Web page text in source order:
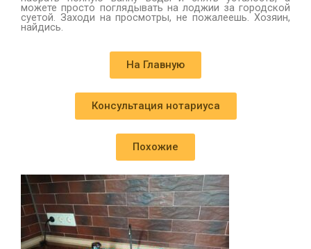
можете просто поглядывать на лоджии за городской
суетой. Заходи на просмотры, не пожалеешь. Хозяин,
найдись.
На Главную
Консультация нотариуса
Похожие